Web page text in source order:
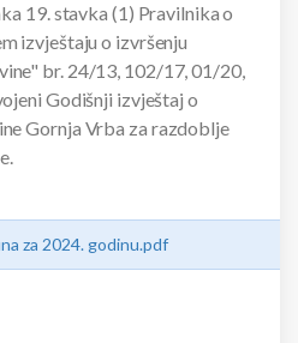
19. stavka (1) Pravilnika o
izvještaju o izvršenju
br. 24/13, 102/17, 01/20,
Godišnji izvještaj o
Gornja Vrba za razdoblje
za 2024. godinu.pdf